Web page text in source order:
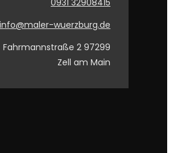
0931 32908415
info@maler-wuerzburg.de
Fahrmannstraße 2 97299
Zell am Main